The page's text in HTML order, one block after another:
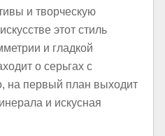
и творческую
этот стиль
и гладкой
о серьгах с
на первый план выходит
и искусная